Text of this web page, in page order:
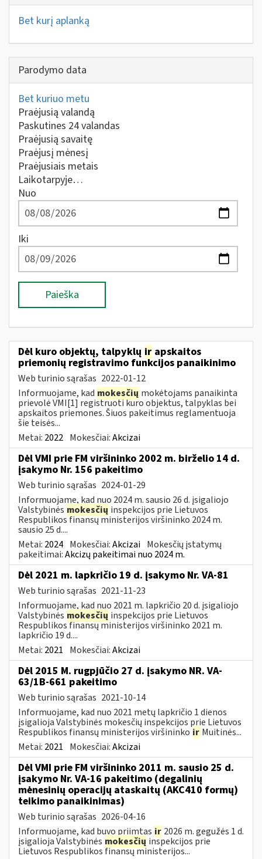
Bet kurį aplanką
Parodymo data
Bet kuriuo metu
Praėjusią valandą
Paskutines 24 valandas
Praėjusią savaitę
Praėjusį mėnesį
Praėjusiais metais
Laikotarpyje…
Nuo
Iki
Paieška
Dėl kuro objektų, talpyklų ir apskaitos
priemonių registravimo funkcijos panaikinimo
Web turinio sąrašas 2022-01-12
Informuojame, kad mokesčių mokėtojams panaikinta
prievolė VMI[1] registruoti kuro objektus, talpyklas bei
apskaitos priemones. Šiuos pakeitimus reglamentuoja
šie teisės...
Metai: 2022 Mokesčiai:Akcizai
Dėl VMI prie FM viršininko 2002 m. birželio 14 d.
įsakymo Nr. 156 pakeitimo
Web turinio sąrašas 2024-01-29
Informuojame, kad nuo 2024 m. sausio 26 d. įsigaliojo
Valstybinės mokesčių inspekcijos prie Lietuvos
Respublikos finansų ministerijos viršininko 2024 m.
sausio 25 d....
Metai: 2024 Mokesčiai:Akcizai Mokesčių įstatymų
pakeitimai:Akcizų pakeitimai nuo 2024 m.
Dėl 2021 m. lapkričio 19 d. įsakymo Nr. VA-81
Web turinio sąrašas 2021-11-23
Informuojame, kad nuo 2021 m. lapkričio 20 d. įsigaliojo
Valstybinės mokesčių inspekcijos prie Lietuvos
Respublikos finansų ministerijos viršininko 2021 m.
lapkričio 19 d....
Metai: 2021 Mokesčiai:Akcizai
Dėl 2015 M. rugpjūčio 27 d. įsakymo NR. VA-
63/1B-661 pakeitimo
Web turinio sąrašas 2021-10-14
Informuojame, kad nuo 2021 metų lapkričio 1 dienos
įsigalioja Valstybinės mokesčių inspekcijos prie Lietuvos
Respublikos finansų ministerijos viršininko ir Muitinės...
Metai: 2021 Mokesčiai:Akcizai
Dėl VMI prie FM viršininko 2011 m. sausio 25 d.
įsakymo Nr. VA-16 pakeitimo (degalinių
mėnesinių operacijų ataskaitų (AKC410 formų)
teikimo panaikinimas)
Web turinio sąrašas 2026-04-16
Informuojame, kad buvo priimtas ir 2026 m. gegužės 1 d.
įsigalioja Valstybinės mokesčių inspekcijos prie
Lietuvos Respublikos finansų ministerijos...